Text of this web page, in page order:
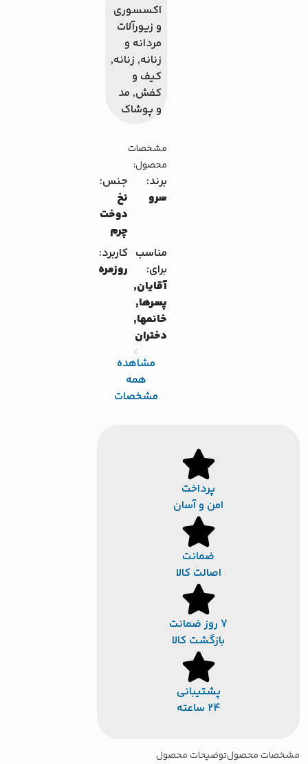
اکسسوری
و زیورآلات
مردانه و
,زنانه
کیف و
کفش,مد
و پوشاک
مشخصات
محصول:
جنس:
نخ
دوخت
مناسب
آقایان,
پسرها,
خانمها,
دختران
کاربرد:
روزمره
مشاهده
مشخصات
پرداخت
امن و آسان
ضمانت
اصالت کالا
بازگشت کالا
پشتیبانی
محصولتوضیحات محصول